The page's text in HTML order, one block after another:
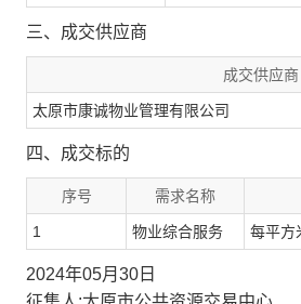
三、成交供应商
成交供应商
太原市康诚物业管理有限公司
四、成交标的
序号 需求名称
1 物业综合服务 每平方
2024年05月30日